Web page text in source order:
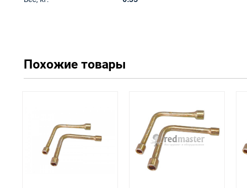
Похожие товары